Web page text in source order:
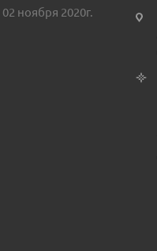
ноября 2020г.